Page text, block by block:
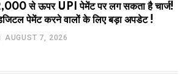
से ऊपर UPI पेमेंट पर लग सकता है चार्ज!
पेमेंट करने वालों के लिए बड़ा अपडेट !
AUGUST 7, 2026